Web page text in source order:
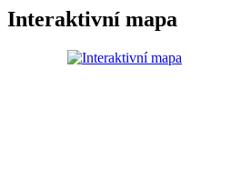
Interaktivní mapa